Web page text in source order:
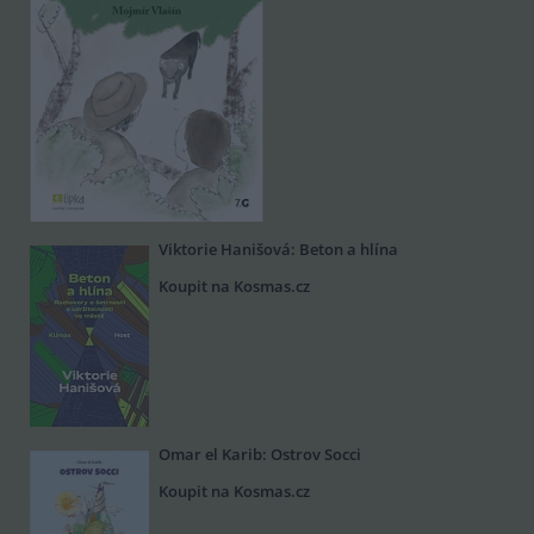
Viktorie Hanišová: Beton a hlína
Koupit na Kosmas.cz
Omar el Karib: Ostrov Socci
Koupit na Kosmas.cz